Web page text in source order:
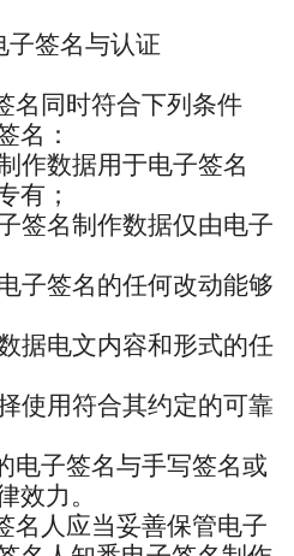
子签名与认证
名同时符合下列条件
名：
作数据用于电子签名
有；
签名制作数据仅由电子
子签名的任何改动能够
据电文内容和形式的任
使用符合其约定的可靠
电子签名与手写签名或
效力。
名人应当妥善保管电子